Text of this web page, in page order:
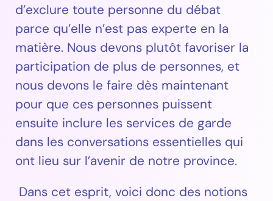
d’exclure toute personne du débat
parce qu’elle n’est pas experte en la
matière. Nous devons plutôt favoriser la
participation de plus de personnes, et
nous devons le faire dès maintenant
pour que ces personnes puissent
ensuite inclure les services de garde
dans les conversations essentielles qui
ont lieu sur l’avenir de notre province.
Dans cet esprit, voici donc des notions